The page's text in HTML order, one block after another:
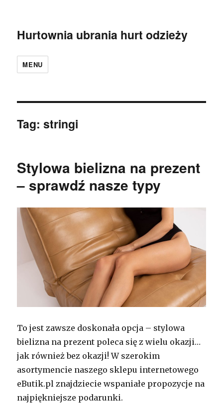
Hurtownia ubrania hurt odzieży
MENU
Tag:stringi
Stylowa bielizna na prezent
– sprawdź nasze typy
To jest zawsze doskonała opcja – stylowa
bielizna na prezent poleca się z wielu okazji…
jak również bez okazji! W szerokim
asortymencie naszego sklepu internetowego
eButik.pl znajdziecie wspaniałe propozycje na
najpiękniejsze podarunki.